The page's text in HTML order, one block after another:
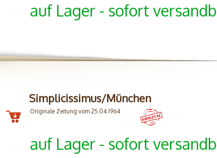
auf Lager - sofort
Simplicissimus/München
Originale Zeitung vom 25.04.1964
auf Lager - sofort